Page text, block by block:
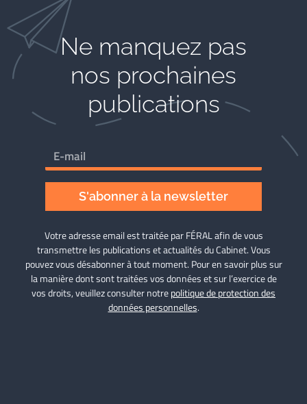
Ne manquez pas
nos prochaines
publications
S'abonner à la newsletter
Votre adresse email est traitée par FÉRAL afin de vous
transmettre les publications et actualités du Cabinet. Vous
pouvez vous désabonner à tout moment. Pour en savoir plus sur
la manière dont sont traitées vos données et sur l’exercice de
vos droits, veuillez consulter notrepolitique de protection des
données personnelles.